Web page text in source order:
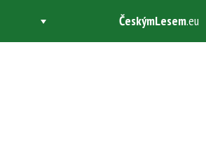
ČeskýmLesem.eu